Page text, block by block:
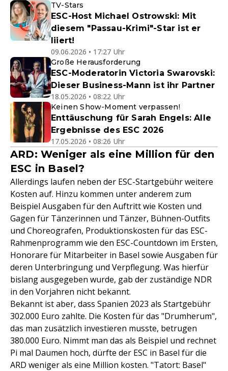
TV-Stars
ESC-Host Michael Ostrowski: Mit
diesem "Passau-Krimi"-Star ist er
liiert!
09.06.2026 • 17:27 Uhr
Große Herausforderung
ESC-Moderatorin Victoria Swarovski:
Dieser Business-Mann ist ihr Partner
18.05.2026 • 08:22 Uhr
Keinen Show-Moment verpassen!
Enttäuschung für Sarah Engels: Alle
Ergebnisse des ESC 2026
17.05.2026 • 08:26 Uhr
ARD: Weniger als eine Million für den
ESC in Basel?
Allerdings laufen neben der ESC-Startgebühr weitere
Kosten auf. Hinzu kommen unter anderem zum
Beispiel Ausgaben für den Auftritt wie Kosten und
Gagen für Tänzerinnen und Tänzer, Bühnen-Outfits
und Choreografen, Produktionskosten für das ESC-
Rahmenprogramm wie den ESC-Countdown im Ersten,
Honorare für Mitarbeiter in Basel sowie Ausgaben für
deren Unterbringung und Verpflegung. Was hierfür
bislang ausgegeben wurde, gab der zuständige NDR
in den Vorjahren nicht bekannt.
Bekannt ist aber, dass Spanien 2023 als Startgebühr
302.000 Euro zahlte. Die Kosten für das "Drumherum",
das man zusätzlich investieren musste, betrugen
380.000 Euro. Nimmt man das als Beispiel und rechnet
Pi mal Daumen hoch, dürfte der ESC in Basel für die
ARD weniger als eine Million kosten. "Tatort: Basel"